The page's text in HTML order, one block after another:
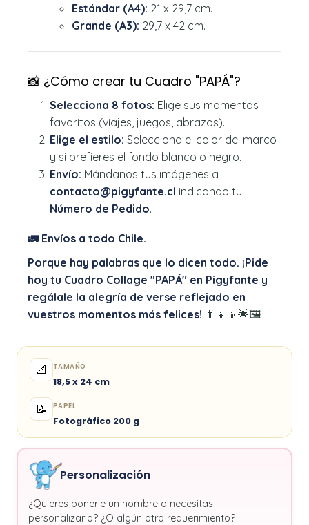
Estándar (A4): 21 x 29,7 cm.
Grande (A3): 29,7 x 42 cm.
📸 ¿Cómo crear tu Cuadro "PAPÁ"?
Selecciona 8 fotos: Elige sus momentos
favoritos (viajes, juegos, abrazos).
Elige el estilo: Selecciona el color del marco
y si prefieres el fondo blanco o negro.
Envío: Mándanos tus imágenes a
contacto@pigyfante.cl indicando tu
Número de Pedido.
🚛 Envíos a todo Chile.
Porque hay palabras que lo dicen todo. ¡Pide
hoy tu Cuadro Collage "PAPÁ" en Pigyfante y
regálale la alegría de verse reflejado en
vuestros momentos más felices! 👨‍👧‍👦🌟🖼️
📐 TAMAÑO
18,5 x 24 cm
📝 PAPEL
Fotográfico 200 g
Personalización
¿Quieres ponerle un nombre o necesitas
personalizarlo? ¿O algún otro requerimiento?